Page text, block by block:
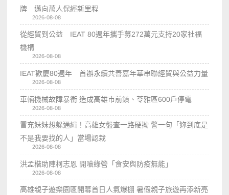
牌 邁向萬人保經新里程
2026-08-08
從經貿到公益 IEAT 80週年攜手募272萬元支持20家社福
機構
2026-08-08
IEAT歡慶80週年 首辦永續共善嘉年華串聯經貿與公益力量
2026-08-08
車輛機械故障暴衝 造成高雄市前鎮、苓雅區600戶停電
2026-08-08
冒充妹妹想躲通緝！高雄女盤查一路硬拗 警一句「妳到底是
不是我要找的人」當場認栽
2026-08-08
洪孟楷助陣柯志恩 開嗆綠營「食安與防疫無能」
2026-08-08
高雄親子遊樂園區開幕首日人氣爆棚 暑假親子旅遊再添新亮